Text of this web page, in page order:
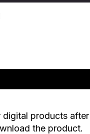
digital products
the product.